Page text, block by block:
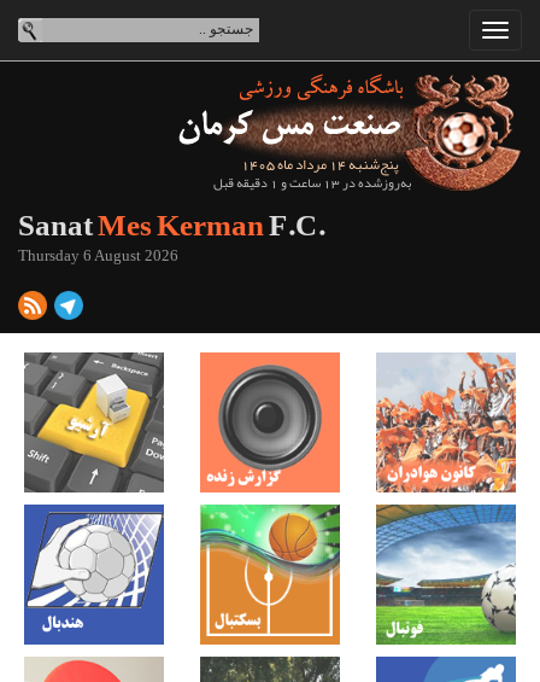
پنج‌شنبه 14 مرداد ماه 1405
به‌روزشده در 13 ساعت و 1 دقیقه قبل
SanatMes KermanF.C.
Thursday 6 August 2026